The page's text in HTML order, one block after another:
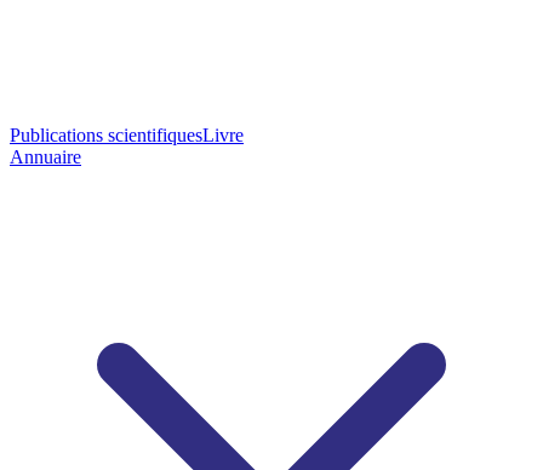
Publications scientifiquesLivre
Annuaire